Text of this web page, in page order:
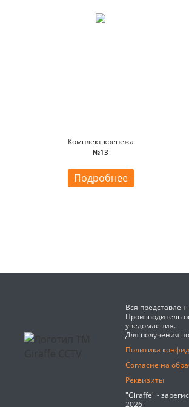
Комплект крепежа
№13
Подробнее
Вся
Производитель
уведомления.
Для получения
Политика
Согласие на
Реквизиты
"Giraffe" -
2026